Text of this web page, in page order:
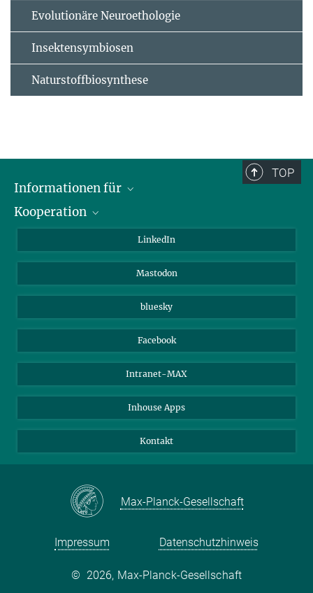
Evolutionäre Neuroethologie
Insektensymbiosen
Naturstoffbiosynthese
TOP
Informationen für
Journalisten
Kooperation
Beutenberg Campus e.V.
LinkedIn
Mastodon
bluesky
Facebook
Intranet-MAX
Inhouse Apps
Kontakt
Max-Planck-Gesellschaft
Impressum Datenschutzhinweis
© 2026, Max-Planck-Gesellschaft